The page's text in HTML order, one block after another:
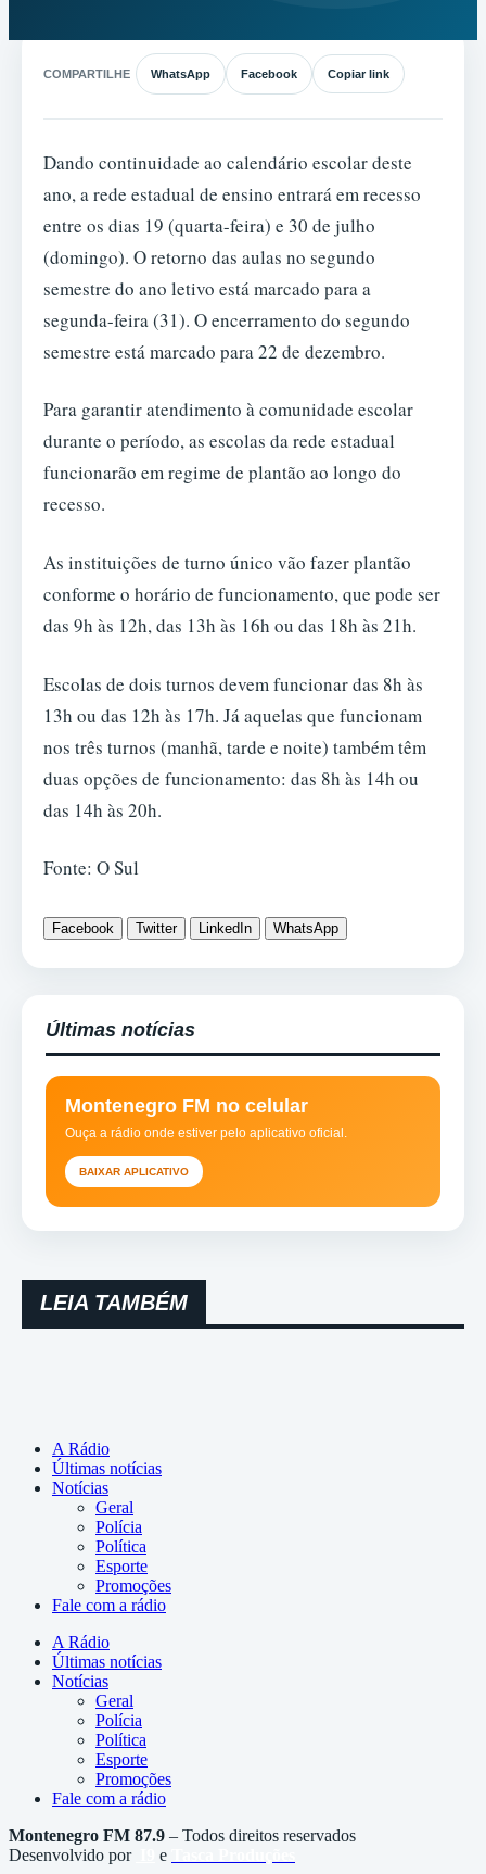
COMPARTILHE WhatsApp Facebook Copiar link
Dando continuidade ao calendário escolar deste
ano, a rede estadual de ensino entrará em recesso
entre os dias 19 (quarta-feira) e 30 de julho
(domingo). O retorno das aulas no segundo
semestre do ano letivo está marcado para a
segunda-feira (31). O encerramento do segundo
semestre está marcado para 22 de dezembro.
Para garantir atendimento à comunidade escolar
durante o período, as escolas da rede estadual
funcionarão em regime de plantão ao longo do
recesso.
As instituições de turno único vão fazer plantão
conforme o horário de funcionamento, que pode ser
das 9h às 12h, das 13h às 16h ou das 18h às 21h.
Escolas de dois turnos devem funcionar das 8h às
13h ou das 12h às 17h. Já aquelas que funcionam
nos três turnos (manhã, tarde e noite) também têm
duas opções de funcionamento: das 8h às 14h ou
das 14h às 20h.
Fonte: O Sul
Facebook Twitter LinkedIn WhatsApp
Últimas notícias
Montenegro FM no celular
Ouça a rádio onde estiver pelo aplicativo oficial.
BAIXAR APLICATIVO
LEIA TAMBÉM
A Rádio
Últimas notícias
Notícias
Geral
Polícia
Política
Esporte
Promoções
Fale com a rádio
A Rádio
Últimas notícias
Notícias
Geral
Polícia
Política
Esporte
Promoções
Fale com a rádio
Montenegro FM 87.9 – Todos direitos reservados
Desenvolvido por
e